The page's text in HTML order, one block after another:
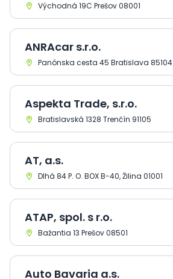
Východná 19C Prešov 08001
ANRAcar s.r.o.
Panónska cesta 45 Bratislava 85104
Aspekta Trade, s.r.o.
Bratislavská 1328 Trenčín 91105
AT, a.s.
Dlhá 84 P. O. BOX B-40, Žilina 01001
ATAP, spol. s r.o.
Bažantia 13 Prešov 08501
Auto Bavaria a.s.